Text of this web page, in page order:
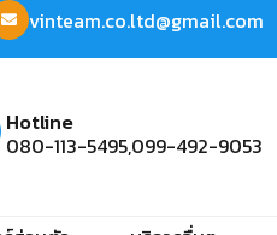
vinteam.co.ltd@gmail.com
Hotline
080-113-5495,099-492-9053